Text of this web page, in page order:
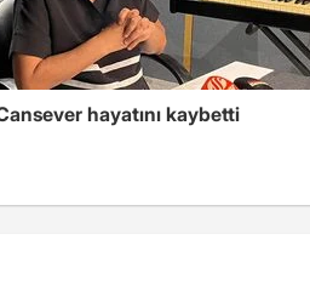
hayatını kaybetti